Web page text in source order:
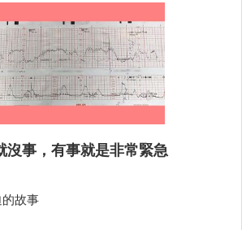
沒事，有事就是非常緊急
故事